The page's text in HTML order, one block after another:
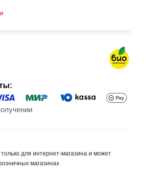
для интернет-магазина и может
магазинах